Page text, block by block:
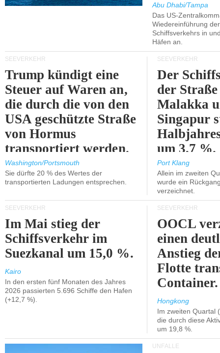
Abu Dhabi/Tampa
Das US-
Wiedereinführung
Schiffsverkehrs in
Häfen an.
SEEVERKEHR
Trump kündigt eine
Steuer auf Waren an,
die durch die von den
USA geschützte Straße
von Hormus
transportiert werden.
Washington/Portsmouth
Sie dürfte 20 % des Wertes der
transportierten Ladungen entsprechen.
SEEVERKEHR
Der
der
Malakka
Singapur
um 3,7 %.
Port Klang
Allein im zweiten
wurde ein
verzeichnet.
SEEVERKEHR
Im Mai stieg der
Schiffsverkehr im
Suezkanal um 15,0 %.
Kairo
In den ersten fünf Monaten des Jahres
2026 passierten 5.696 Schiffe den Hafen
(+12,7 %).
SEEVERKEHR
OOCL
einen
Anstieg
Flotte
Container.
Hongkong
Im zweiten Quartal
die durch diese
um 19,8 %.
UNFÄLLE